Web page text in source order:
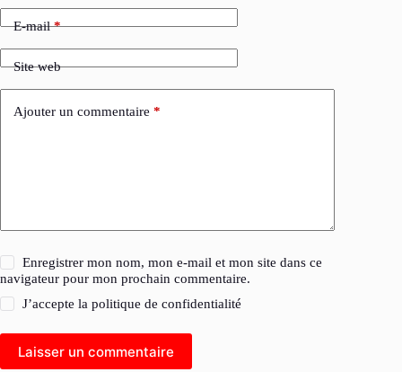
E-mail*
Site web
Ajouter un commentaire *
Enregistrer mon nom, mon e-mail et mon site dans ce
navigateur pour mon prochain commentaire.
J’accepte lapolitique de confidentialité
Laisser un commentaire